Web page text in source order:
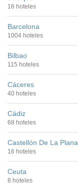
16 hoteles
Barcelona
1004 hoteles
Bilbao
115 hoteles
Cáceres
40 hoteles
Cádiz
68 hoteles
Castellón De La Plana
16 hoteles
Ceuta
8 hoteles